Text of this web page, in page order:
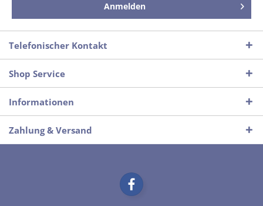
Anmelden
Telefonischer Kontakt
Shop Service
Informationen
Zahlung & Versand